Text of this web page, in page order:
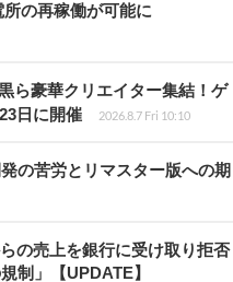
の再稼働が可能に
ら豪華クリエイター集結！ゲ
日に開催
2026.8.7 Fri 10:10
の苦労とリマスター版への期
の売上を銀行に受け取り拒否
制」【UPDATE】